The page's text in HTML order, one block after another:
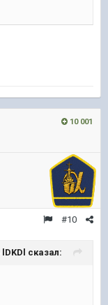
10 001
#10
lDKDl сказал: